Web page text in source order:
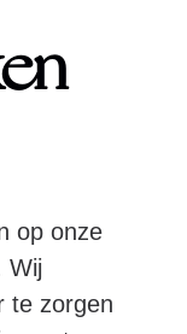
op onze
Wij
te zorgen